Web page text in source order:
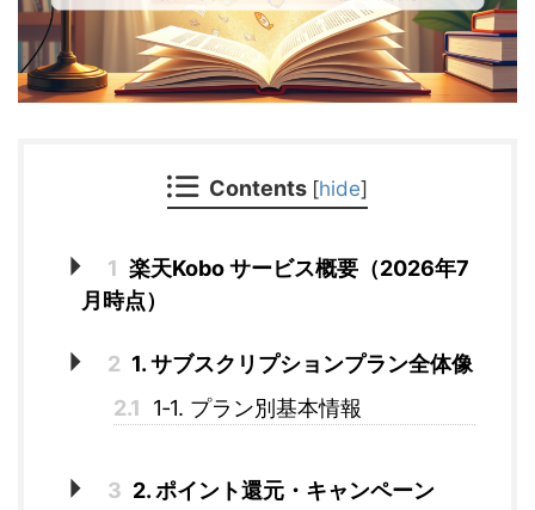
Contents [hide]
1 楽天Kobo サービス概要（2026年7
月時点）
2 1. サブスクリプションプラン全体像
2.1
1‑1. プラン別基本情報
3 2. ポイント還元・キャンペーン